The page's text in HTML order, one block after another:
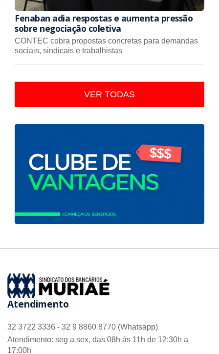
Fenaban adia respostas e aumenta pressão
sobre negociação coletiva
CONTEC cobra propostas concretas para demandas
sociais, sindicais e trabalhistas
VER TODAS
Atendimento
32 3722 3336 - 32 9 8860 8770 (Whatsapp)
Atendimento: seg a sex, das 08h às 11h de 12:30h a
17:00h